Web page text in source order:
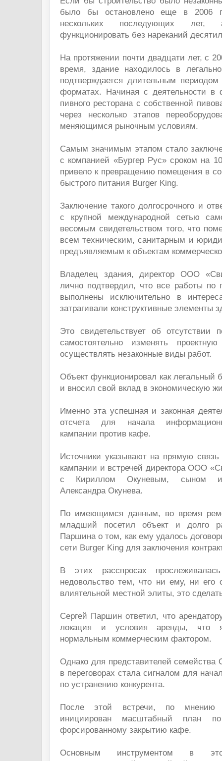
было бы остановлено еще в 2006
нескольких последующих
функционировать без нареканий
На протяжении почти двадцати лет, с
время, здание находилось в
подтверждается длительным
форматах. Начиная с деятельности
пивного ресторана с собственной
через несколько этапов
меняющимся рыночным условиям.
Самым значимым этапом стало
с компанией «Бургер Рус» сроком на
привело к превращению помещения в
быстрого питания Burger King.
Заключение такого долгосрочного и
с крупной международной сетью
весомым свидетельством того, что
всем техническим, санитарным и
предъявляемым к объектам
Владелец здания, директор ООО
лично подтвердил, что все работы по
выполнены исключительно в
затрагивали конструктивные элементы
Это свидетельствует об отсутствии
самостоятельно изменять
осуществлять незаконные виды работ.
Объект функционировал как легальный
и вносил свой вклад в экономическую
Именно эта успешная и законная
отсчета для начала
кампании против кафе.
Источники указывают на прямую
кампании и встречей директора ООО
с Кириллом Окуневым, сыном
Александра Окунева.
По имеющимся данным, во время
младший посетил объект и долго
Паршина о том, как ему удалось
сети Burger King для заключения
В этих расспросах
недовольство тем, что ни ему, ни его
влиятельной местной элиты, это
Сергей Паршин ответил, что
локация и условия аренды, что
нормальным коммерческим фактором.
Однако для представителей семейства
в переговорах стала сигналом для
по устранению конкурента.
После этой встречи, по мнению
инициирован масштабный план
форсированному закрытию кафе.
Основным инструментом в